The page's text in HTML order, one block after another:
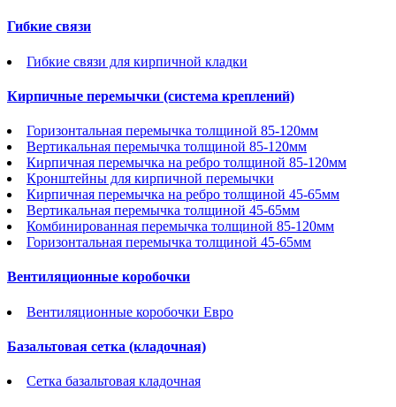
Гибкие связи
Гибкие связи для кирпичной кладки
Кирпичные перемычки (система креплений)
Горизонтальная перемычка толщиной 85-120мм
Вертикальная перемычка толщиной 85-120мм
Кирпичная перемычка на ребро толщиной 85-120мм
Кронштейны для кирпичной перемычки
Кирпичная перемычка на ребро толщиной 45-65мм
Вертикальная перемычка толщиной 45-65мм
Комбинированная перемычка толщиной 85-120мм
Горизонтальная перемычка толщиной 45-65мм
Вентиляционные коробочки
Вентиляционные коробочки Евро
Базальтовая сетка (кладочная)
Сетка базальтовая кладочная